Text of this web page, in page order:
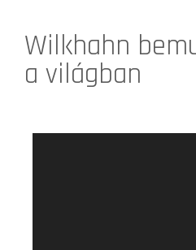
Wilkhahn
a világban